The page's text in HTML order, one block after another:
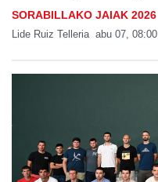
SORABILLAKO JAIAK 2026
Lide Ruiz Telleria abu 07, 08:00